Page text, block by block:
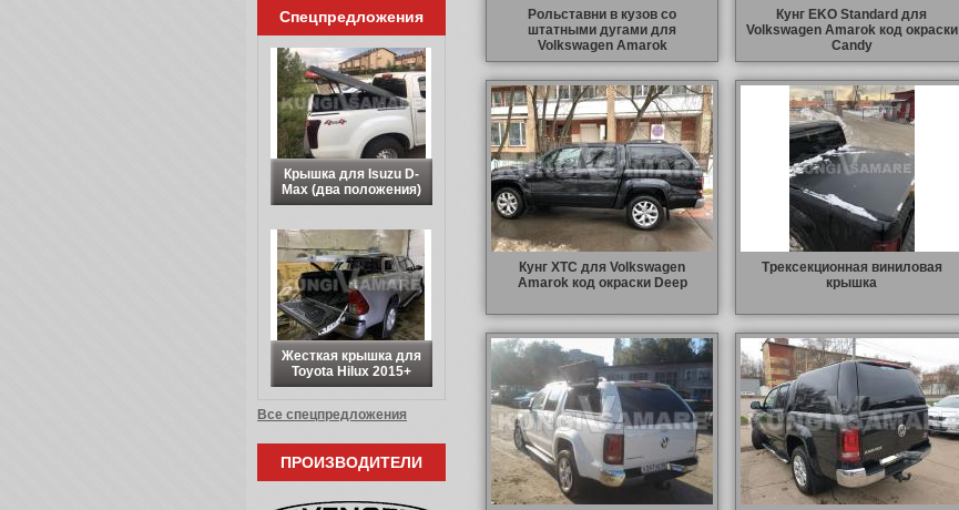
Рольставни в кузов со
штатными дугами для
Volkswagen Amarok
Кунг EKO Standard для
Volkswagen Amarok код окраски
Candy
Кунг XTC для Volkswagen
Amarok код окраски Deep
Трексекционная виниловая
крышка
Спецпредложения
Крышка для Isuzu D-
Max (два положения)
Жесткая крышка для
Toyota Hilux 2015+
Все спецпредложения
ПРОИЗВОДИТЕЛИ